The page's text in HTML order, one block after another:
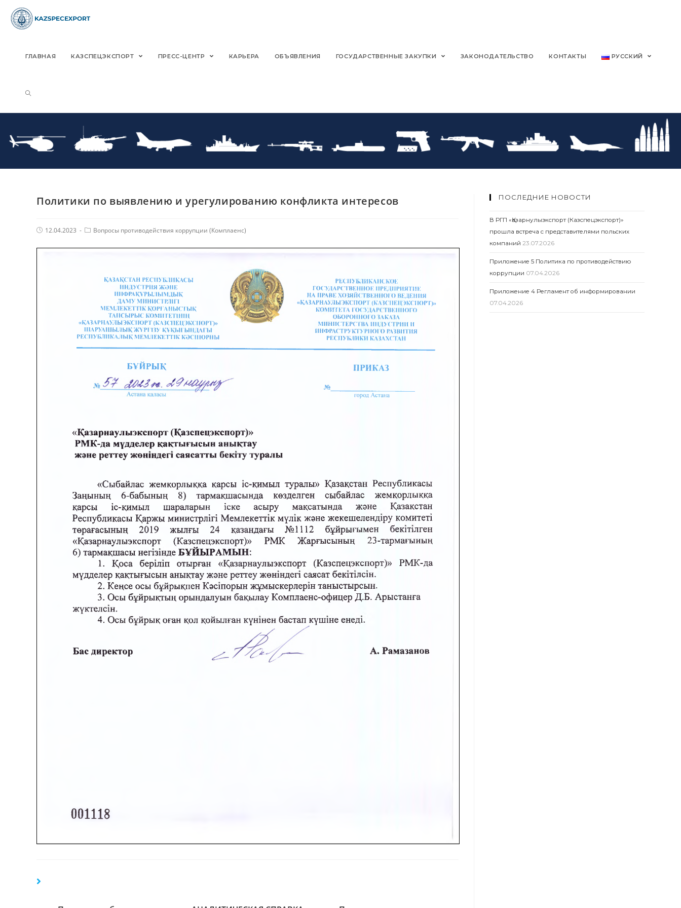
content
ГЛАВНАЯ КАЗСПЕЦЭКСПОРТ ПРЕСС-ЦЕНТР КАРЬЕРА ОБЪЯВЛЕНИЯ ГОСУДАРСТВЕННЫЕ ЗАКУПКИ ЗАКОНОДАТЕЛЬСТВО КОНТАКТЫ РУССКИЙ
Политики по выявлению и урегулированию конфликта интересов
Post12.04.2023
PostВопросы противодействия коррупции (Комплаенс)
ПОСЛЕДНИЕ НОВОСТИ
В РГП «Қазарнулыэкспорт (Казспецэкспорт)»
прошла встреча с представителями польских
компаний 23.07.2026
Приложение 5 Политика по противодействию
коррупции 07.04.2026
Приложение 4 Регламент об информировании
07.04.2026